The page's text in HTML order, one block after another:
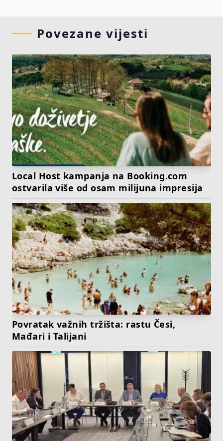
Povezane vijesti
Local Host kampanja na Booking.com
ostvarila više od osam milijuna impresija
Povratak važnih tržišta: rastu Česi,
Mađari i Talijani